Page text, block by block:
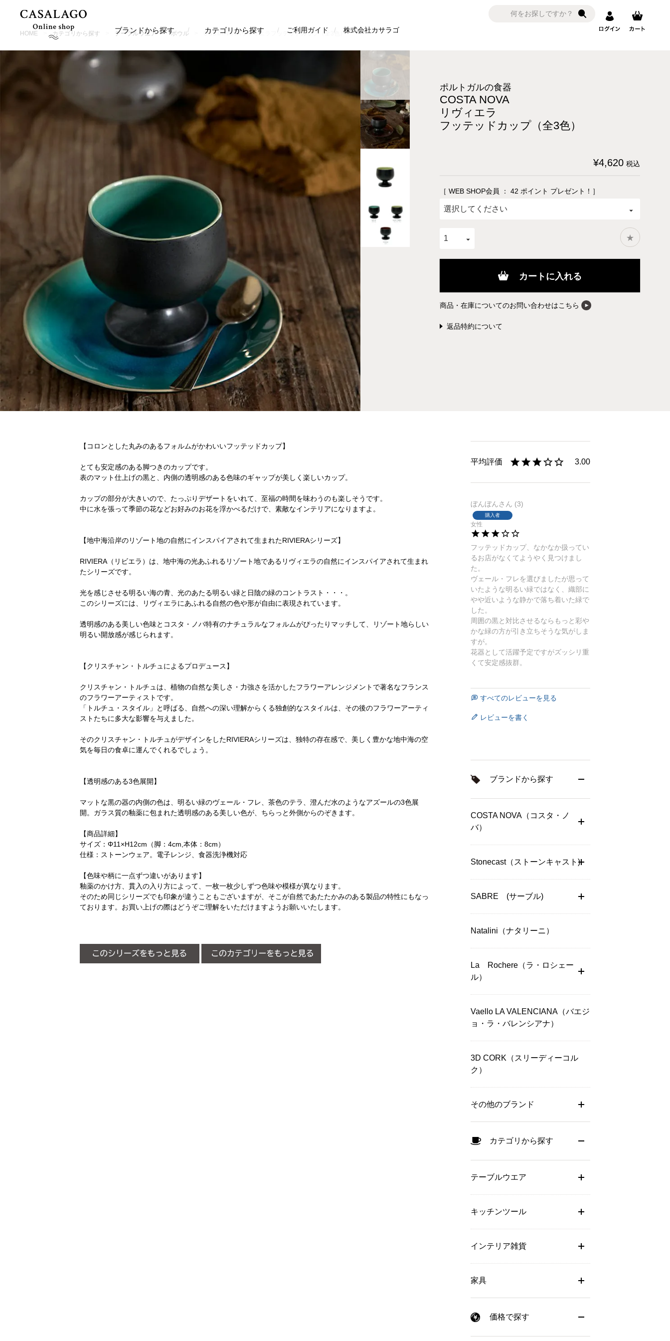
ブランドから探す カテゴリから探す ご利用ガイド 株式会社カサラゴ
HOME カテゴリから探す テーブルウエア ボウル COSTA NOVAリヴィエラフッテッドカップ（全3色）
ポルトガルの食器
COSTA NOVA
リヴィエラ
フッテッドカップ（全3色）
¥4,620 税込
［ WEB SHOP会員 ：42 ポイント プレゼント！］
カートに入れる
商品・在庫についてのお問い合わせはこちら
返品特約について
【コロンとした丸みのあるフォルムがかわいいフッテッドカップ】
とても安定感のある脚つきのカップです。
表のマット仕上げの黒と、内側の透明感のある色味のギャップが美しく楽しいカップ。
カップの部分が大きいので、たっぷりデザートをいれて、至福の時間を味わうのも楽しそうです。
中に水を張って季節の花などお好みのお花を浮かべるだけで、素敵なインテリアになりますよ。
【地中海沿岸のリゾート地の自然にインスパイアされて生まれたRIVIERAシリーズ】
RIVIERA（リビエラ）は、地中海の光あふれるリゾート地であるリヴィエラの自然にインスパイアされて生まれ
たシリーズです。
光を感じさせる明るい海の青、光のあたる明るい緑と日陰の緑のコントラスト・・・。
このシリーズには、リヴィエラにあふれる自然の色や形が自由に表現されています。
透明感のある美しい色味とコスタ・ノバ特有のナチュラルなフォルムがぴったりマッチして、リゾート地らしい
明るい開放感が感じられます。
【クリスチャン・トルチュによるプロデュース】
クリスチャン・トルチュは、植物の自然な美しさ・力強さを活かしたフラワーアレンジメントで著名なフランス
のフラワーアーティストです。
「トルチュ・スタイル」と呼ばる、自然への深い理解からくる独創的なスタイルは、その後のフラワーアーティ
ストたちに多大な影響を与えました。
そのクリスチャン・トルチュがデザインをしたRIVIERAシリーズは、独特の存在感で、美しく豊かな地中海の空
気を毎日の食卓に運んでくれるでしょう。
【透明感のある3色展開】
マットな黒の器の内側の色は、明るい緑のヴェール・フレ、茶色のテラ、澄んだ水のようなアズールの3色展
開。ガラス質の釉薬に包まれた透明感のある美しい色が、ちらっと外側からのぞきます。
【商品詳細】
サイズ：Φ11×H12cm（脚：4cm,本体：8cm）
仕様：ストーンウェア。電子レンジ、食器洗浄機対応
【色味や柄に一点ずつ違いがあります】
釉薬のかけ方、貫入の入り方によって、一枚一枚少しずつ色味や模様が異なります。
そのため同じシリーズでも印象が違うこともございますが、そこが自然であたたかみのある製品の特性にもなっ
ております。お買い上げの際はどうぞご理解をいただけますようお願いいたします。
3.00
ぼんぼん 3
購入者
女性
フッテッドカップ、なかなか扱ってい
るお店がなくてようやく見つけまし
た。
ヴェール・フレを選びましたが思って
いたような明るい緑ではなく、織部に
やや近いような静かで落ち着いた緑で
した。
周囲の黒と対比させるならもっと彩や
かな緑の方が引き立ちそうな気がしま
すが。
花器として活躍予定ですがズッシリ重
くて安定感抜群。
すべてのレビューを見る
レビューを書く
ブランドから探す
COSTA NOVA（コスタ・ノ
バ）
Stonecast（ストーンキャスト)
SABRE (サーブル)
Natalini（ナタリーニ）
La Rochere（ラ・ロシェー
ル）
Vaello LA VALENCIANA（バエジ
ョ・ラ・バレンシアナ）
3D CORK（スリーディーコル
ク）
その他のブランド
カテゴリから探す
テーブルウエア
キッチンツール
インテリア雑貨
家具
価格で探す